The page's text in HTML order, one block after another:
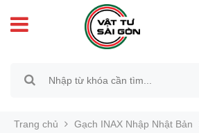
Trang chủ Gạch INAX Nhập Nhật Bản